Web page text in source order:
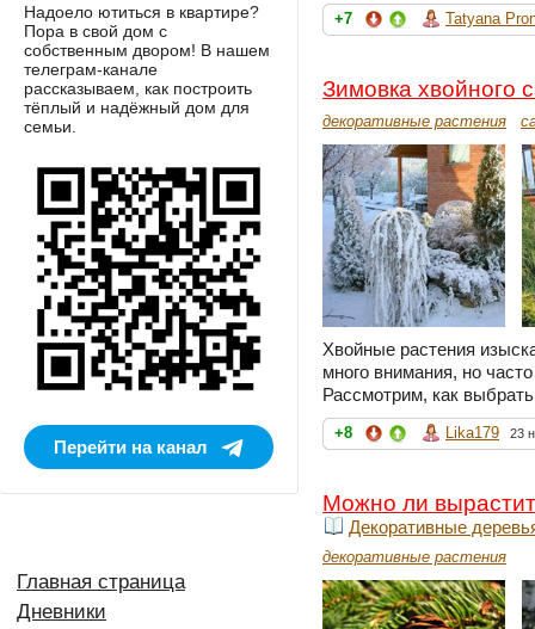
+7 Tatyana
Зимовка хвойного
декоративные растения
Хвойные растения
много внимания, но
Рассмотрим, как
+8 Lika179 23
Можно ли
Декоративные
декоративные растения
Надоело ютиться в квартире?
Пора в свой дом с
собственным двором! В нашем
телеграм-канале
рассказываем, как построить
тёплый и надёжный дом для
семьи.
Перейти на канал
Главная страница
Дневники